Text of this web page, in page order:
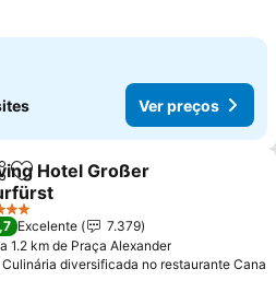
Ver preços
Adicionar aos favoritos
Hotel Großer
Excelente
7.379
a 1.2 km de Praça Alexander
Culinária diversificada no restaurante Cana